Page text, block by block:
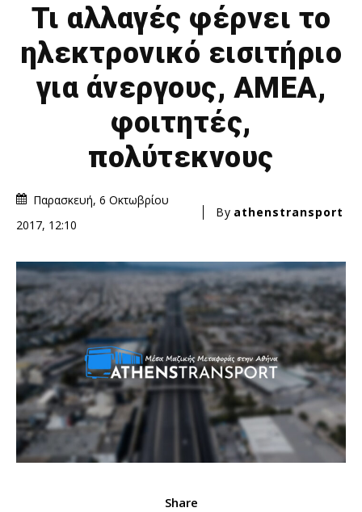
Τι αλλαγές φέρνει το
ηλεκτρονικό εισιτήριο
για άνεργους, ΑΜΕΑ,
φοιτητές,
πολύτεκνους
Παρασκευή, 6 Οκτωβρίου
2017, 12:10
By athenstransport
Share